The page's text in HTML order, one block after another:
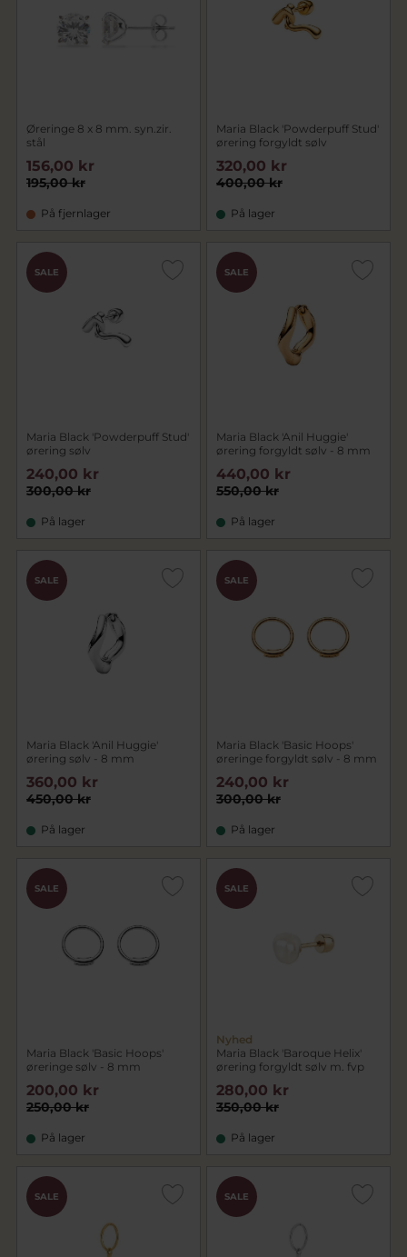
Øreringe 8 x 8 mm. syn.zir.
stål
195,00 kr
156,00 kr
På fjernlager
Maria Black 'Powderpuff Stud'
ørering forgyldt sølv
400,00 kr
320,00 kr
På lager
SALE
Maria Black 'Powderpuff Stud'
ørering sølv
300,00 kr
240,00 kr
På lager
SALE
Maria Black 'Anil Huggie'
ørering forgyldt sølv - 8 mm
550,00 kr
440,00 kr
På lager
SALE
Maria Black 'Anil Huggie'
ørering sølv - 8 mm
450,00 kr
360,00 kr
På lager
SALE
Maria Black 'Basic Hoops'
øreringe forgyldt sølv - 8 mm
300,00 kr
240,00 kr
På lager
SALE
Maria Black 'Basic Hoops'
øreringe sølv - 8 mm
250,00 kr
200,00 kr
På lager
SALE
Nyhed
Maria Black 'Baroque Helix'
ørering forgyldt sølv m. fvp
350,00 kr
280,00 kr
På lager
SALE SALE